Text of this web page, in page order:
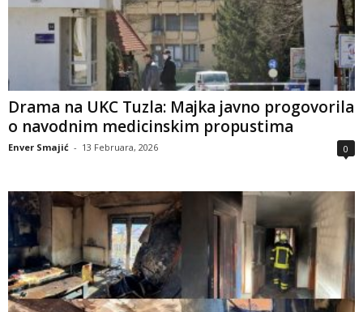
Drama na UKC Tuzla: Majka javno progovorila
o navodnim medicinskim propustima
Enver Smajić - 13 Februara, 2026 0